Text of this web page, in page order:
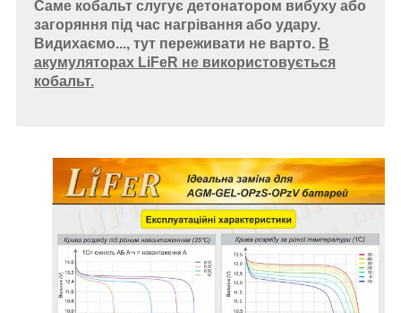
Саме кобальт слугує детонатором вибуху або
загоряння під час нагрівання або удару.
Видихаємо..., тут переживати не варто. В
акумуляторах LiFeR не використовується
кобальт.